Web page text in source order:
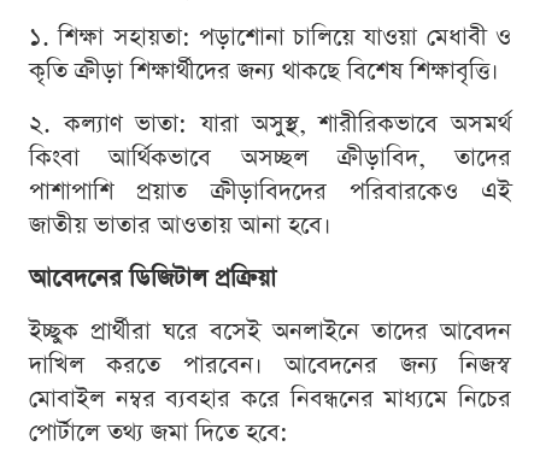
১. শিক্ষা সহায়তা: পড়াশোনা চালিয়ে যাওয়া মেধাবী ও
কৃতি ক্রীড়া শিক্ষার্থীদের জন্য থাকছে বিশেষ শিক্ষাবৃত্তি।
২. কল্যাণ ভাতা: যারা অসুস্থ, শারীরিকভাবে অসমর্থ
কিংবা আর্থিকভাবে অসচ্ছল ক্রীড়াবিদ, তাদের
পাশাপাশি প্রয়াত ক্রীড়াবিদদের পরিবারকেও এই
জাতীয় ভাতার আওতায় আনা হবে।
আবেদনের ডিজিটাল প্রক্রিয়া
ইচ্ছুক প্রার্থীরা ঘরে বসেই অনলাইনে তাদের আবেদন
দাখিল করতে পারবেন। আবেদনের জন্য নিজস্ব
মোবাইল নম্বর ব্যবহার করে নিবন্ধনের মাধ্যমে নিচের
পোর্টালে তথ্য জমা দিতে হবে: